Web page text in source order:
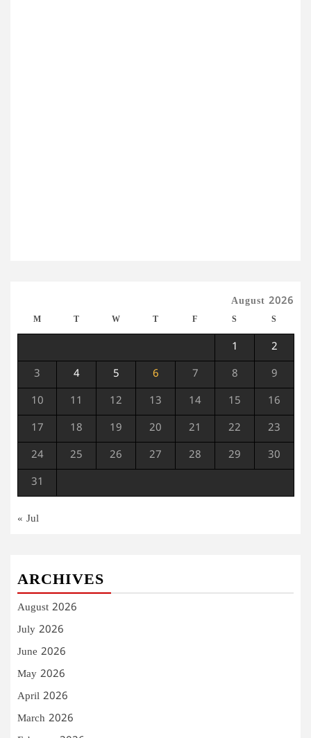
August 2026
M T W T F S S
1 2
3 4 5 6 7 8 9
10 11 12 13 14 15 16
17 18 19 20 21 22 23
24 25 26 27 28 29 30
31
« Jul
ARCHIVES
August 2026
July 2026
June 2026
May 2026
April 2026
March 2026